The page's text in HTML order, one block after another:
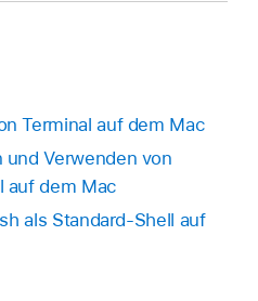
Terminal auf dem Mac
Verwenden von
auf dem Mac
als Standard-Shell auf